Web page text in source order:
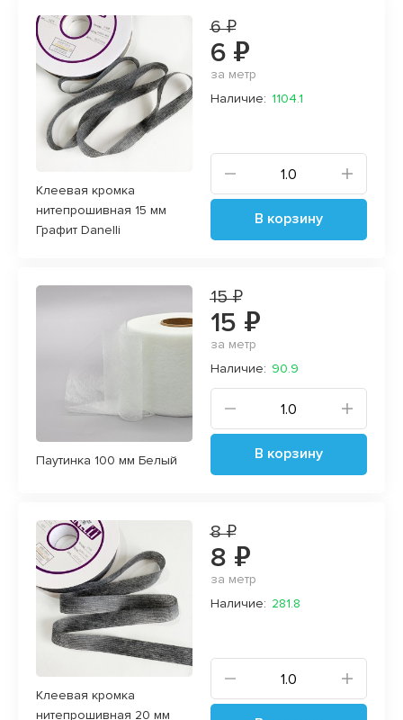
Клеевая кромка
нитепрошивная 15 мм
Графит Danelli
6 ₽
6 ₽
за метр
Наличие: 1104.1
В корзину
Паутинка 100 мм Белый
15 ₽
15 ₽
за метр
Наличие: 90.9
В корзину
Клеевая кромка
нитепрошивная 20 мм
8 ₽
8 ₽
за метр
Наличие: 281.8